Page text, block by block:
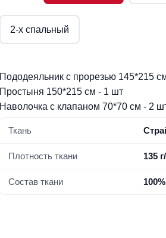
2-x спальный
Пододеяльник с прорезью 145*215
Простыня 150*215 см - 1 шт
Наволочка с клапаном 70*70 см - 2
Ткань
Плотность ткани 135
Состав ткани